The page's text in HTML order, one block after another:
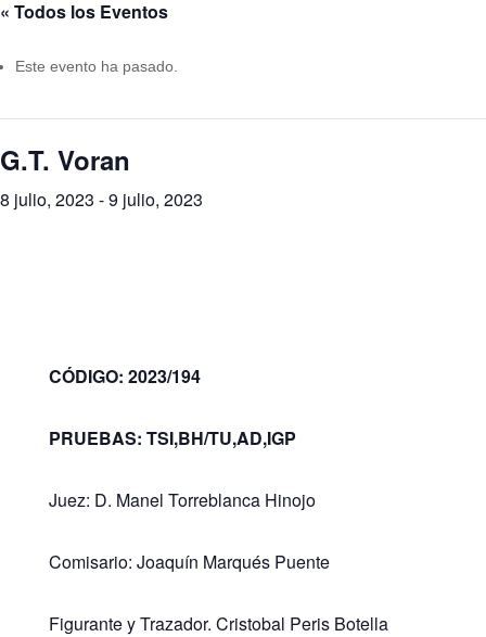
« Todos los Eventos
Este evento ha pasado.
G.T. Voran
8 julio, 2023 -9 julio, 2023
CÓDIGO: 2023/194
PRUEBAS: TSI,BH/TU,AD,IGP
Juez: D. Manel Torreblanca Hinojo
Comisario: Joaquín Marqués Puente
Figurante y Trazador. Cristobal Peris Botella